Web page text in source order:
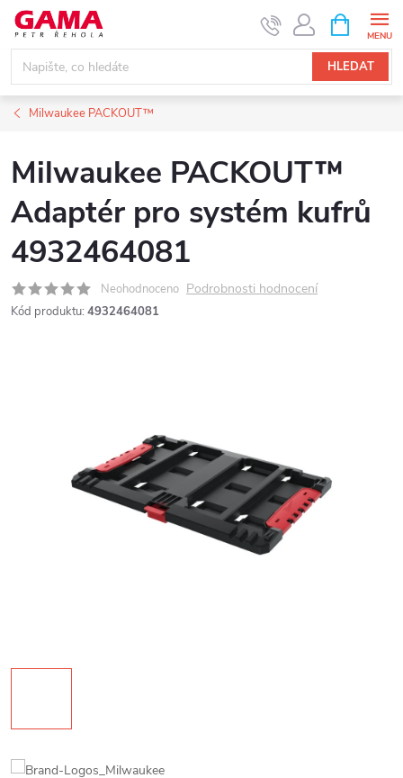
Přejít
obsah
HLEDAT
NÁKUPNÍ
KOŠÍK
Milwaukee PACKOUT™
Milwaukee PACKOUT™
Adaptér pro systém kufrů
4932464081
Neohodnoceno Podrobnosti hodnocení
Kód produktu: 4932464081